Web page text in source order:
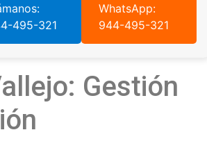
495-321
WhatsApp:
944-495-321
Gestión